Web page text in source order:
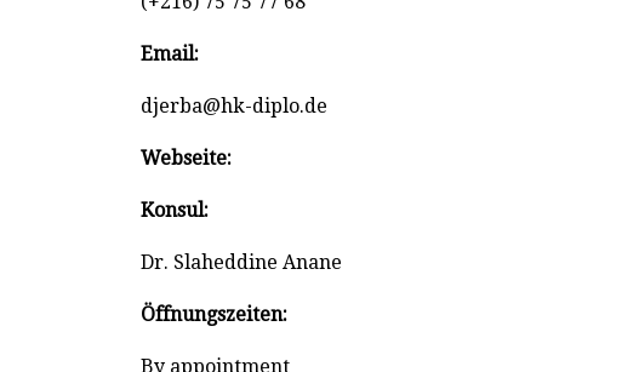
Email:
djerba@hk-diplo.de
Webseite:
Konsul:
Dr. Slaheddine Anane
Öffnungszeiten:
By appointment